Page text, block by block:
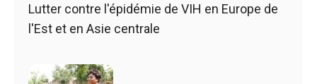
Lutter contre l'épidémie de VIH en Europe de
l'Est et en Asie centrale